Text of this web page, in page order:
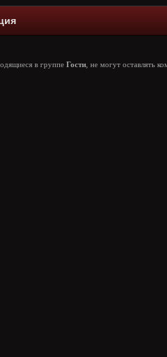
в группе Гости , не могут оставлять